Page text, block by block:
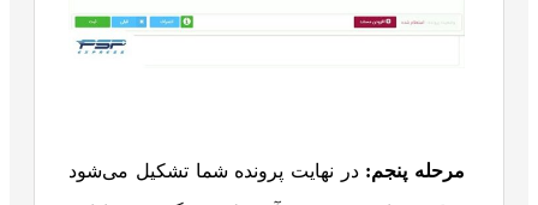
مرحله پنجم: در نهایت پرونده شما تشکیل می‌شود